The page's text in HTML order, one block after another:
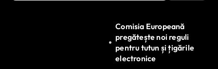
Comisia Europeană
pregătește noi reguli
pentru tutun și țigările
electronice